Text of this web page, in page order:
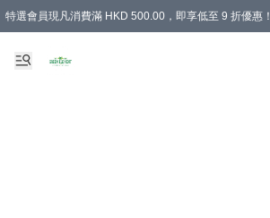
特選會員現凡消費滿 HKD 500.00，即享低至 9 折優惠！